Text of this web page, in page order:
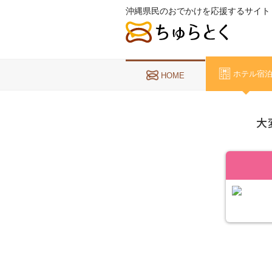
沖縄県民のおでかけを応援するサイト
HOME ホテル宿泊
大